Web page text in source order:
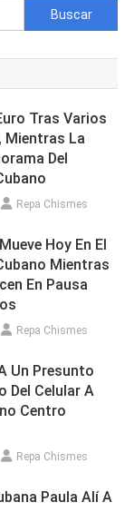
Buscar:
Tras Varios
Mientras La
Del
Repa Chismes
Hoy En El
Mientras
En Pausa
Repa Chismes
Un Presunto
Del Celular A
Centro
Repa Chismes
Paula Alí A